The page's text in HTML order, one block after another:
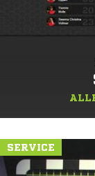
SERVICE